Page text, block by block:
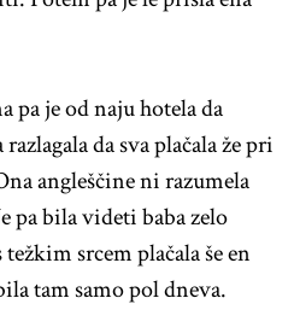
pa je od naju hotela da
da sva plačala že pri
angleščine ni razumela
pa bila videti baba zelo
težkim srcem plačala še en
tam samo pol dneva.